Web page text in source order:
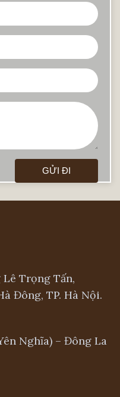
những mẫu
có thể đáp
kỳ, đòi hỏi thủ
phong cách
nội thất tân cổ
Mỗi sản phẩm
cũng như sở
đuổi. Sự sang
màu sắc và linh
kèm với giá cả
chịu thời
qua thời gian
sự sắc nét như
vân.
Trọng Tấn,
Đông, TP. Hà Nội.
Nghĩa) – Đông La